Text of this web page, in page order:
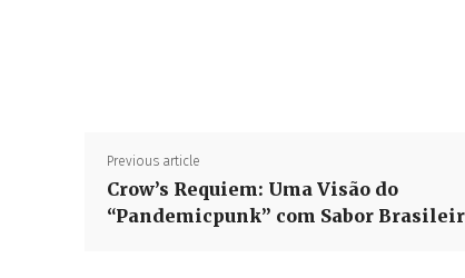
Previous article
Crow’s Requiem: Uma Visão do
“Pandemicpunk” com Sabor